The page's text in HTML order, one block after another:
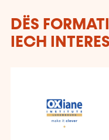
DËS
IECH